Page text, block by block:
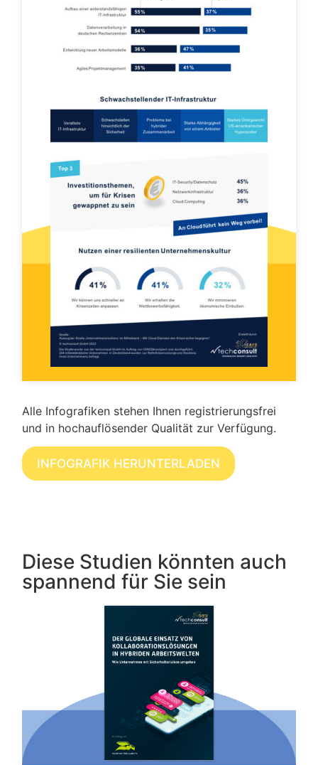
Alle Infografiken stehen Ihnen registrierungsfrei
und in hochauflösender Qualität zur Verfügung.
INFOGRAFIK HERUNTERLADEN
Diese Studien könnten auch
spannend für Sie sein